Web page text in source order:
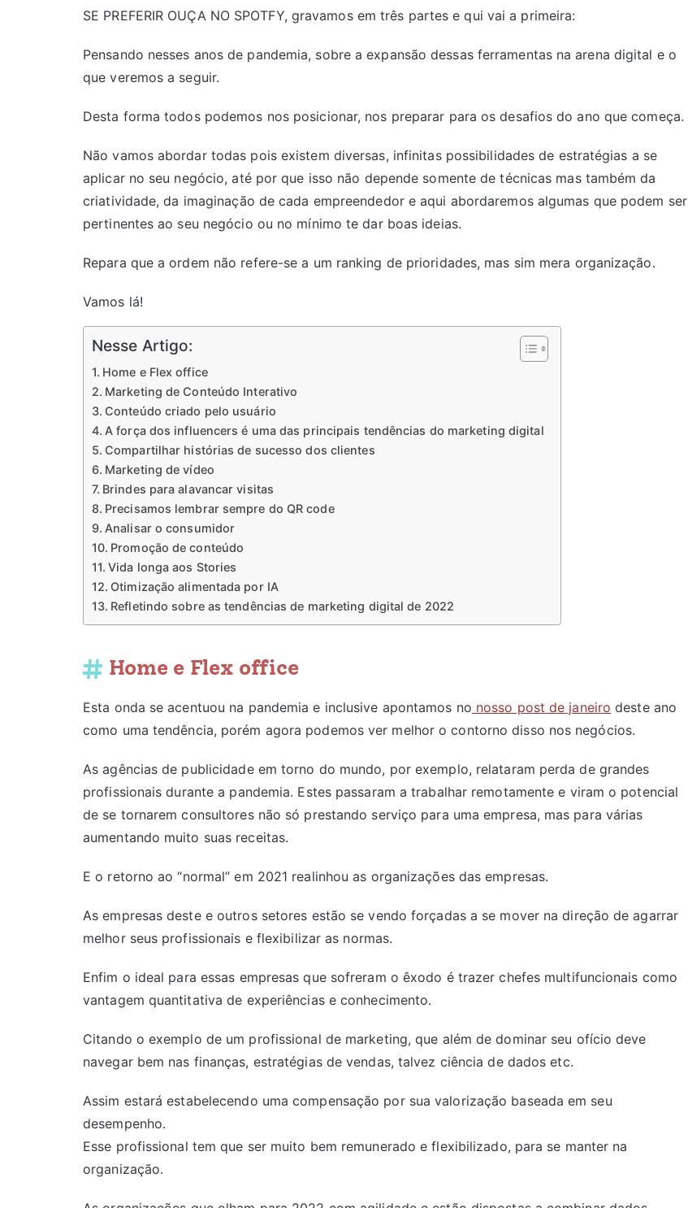
SE PREFERIR OUÇA NO SPOTFY, gravamos em três partes e qui vai a primeira:
Pensando nesses anos de pandemia, sobre a expansão dessas ferramentas na arena digital e o
que veremos a seguir.
Desta forma todos podemos nos posicionar, nos preparar para os desafios do ano que começa.
Não vamos abordar todas pois existem diversas, infinitas possibilidades de estratégias a se
aplicar no seu negócio, até por que isso não depende somente de técnicas mas também da
criatividade, da imaginação de cada empreendedor e aqui abordaremos algumas que podem ser
pertinentes ao seu negócio ou no mínimo te dar boas ideias.
Repara que a ordem não refere-se a um ranking de prioridades, mas sim mera organização.
Vamos lá!
Nesse Artigo:
Home e Flex office
Marketing de Conteúdo Interativo
Conteúdo criado pelo usuário
A força dos influencers é uma das principais tendências do marketing digital
Compartilhar histórias de sucesso dos clientes
Marketing de vídeo
Brindes para alavancar visitas
Precisamos lembrar sempre do QR code
Analisar o consumidor
Promoção de conteúdo
Vida longa aos Stories
Otimização alimentada por IA
Refletindo sobre as tendências de marketing digital de 2022
Home e Flex office
Esta onda se acentuou na pandemia e inclusive apontamos no nosso post de janeiro deste ano
como uma tendência, porém agora podemos ver melhor o contorno disso nos negócios.
As agências de publicidade em torno do mundo, por exemplo, relataram perda de grandes
profissionais durante a pandemia. Estes passaram a trabalhar remotamente e viram o potencial
de se tornarem consultores não só prestando serviço para uma empresa, mas para várias
aumentando muito suas receitas.
E o retorno ao “normal” em 2021 realinhou as organizações das empresas.
As empresas deste e outros setores estão se vendo forçadas a se mover na direção de agarrar
melhor seus profissionais e flexibilizar as normas.
Enfim o ideal para essas empresas que sofreram o êxodo é trazer chefes multifuncionais como
vantagem quantitativa de experiências e conhecimento.
Citando o exemplo de um profissional de marketing, que além de dominar seu ofício deve
navegar bem nas finanças, estratégias de vendas, talvez ciência de dados etc.
Assim estará estabelecendo uma compensação por sua valorização baseada em seu
desempenho.
Esse profissional tem que ser muito bem remunerado e flexibilizado, para se manter na
organização.